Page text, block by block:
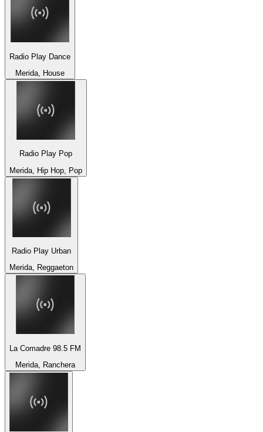
Radio Play Dance
Merida, House
Radio Play Pop
Merida, Hip Hop, Pop
Radio Play Urban
Merida, Reggaeton
La Comadre 98.5 FM
Merida, Ranchera